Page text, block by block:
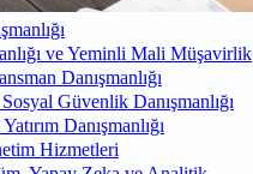
ve Yeminli Mali Müşavirlik
Danışmanlığı
Güvenlik Danışmanlığı
Danışmanlığı
Hizmetleri